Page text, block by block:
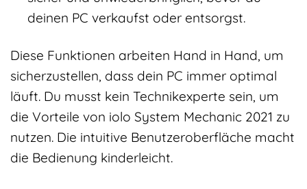
deinen PC verkaufst oder entsorgst.
Diese Funktionen arbeiten Hand in Hand, um
sicherzustellen, dass dein PC immer optimal
läuft. Du musst kein Technikexperte sein, um
die Vorteile von iolo System Mechanic 2021 zu
nutzen. Die intuitive Benutzeroberfläche macht
die Bedienung kinderleicht.